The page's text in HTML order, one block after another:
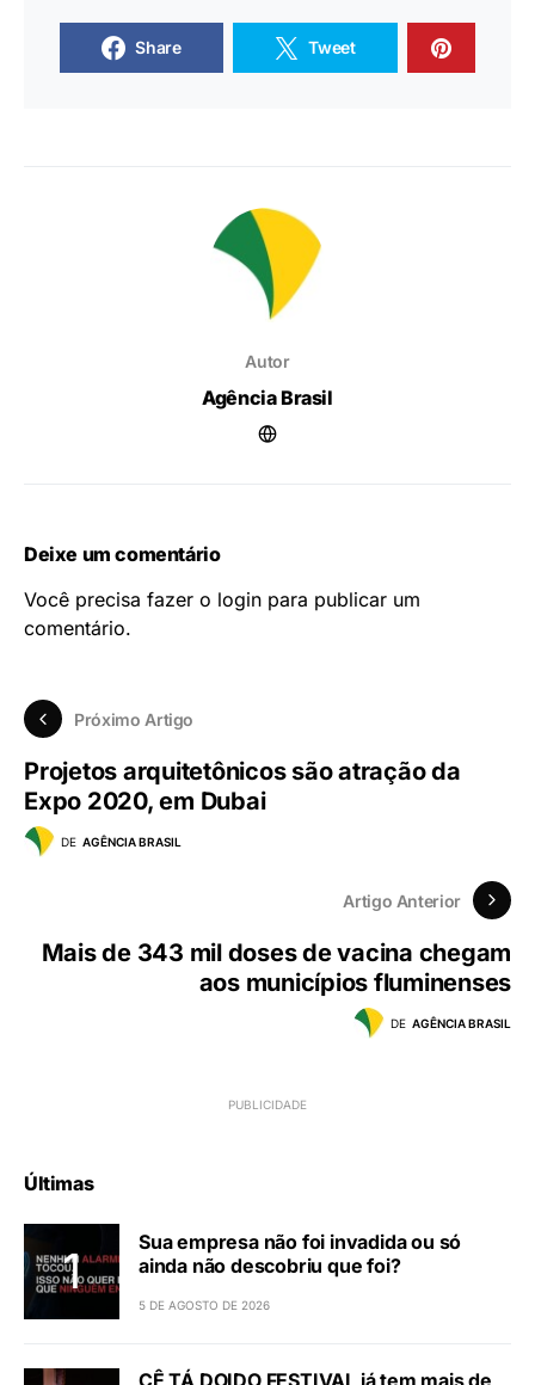
Share Tweet
Autor
Agência Brasil
Deixe um comentário
Você precisa fazer o login para publicar um
comentário.
Próximo Artigo
Projetos arquitetônicos são atração da
Expo 2020, em Dubai
DE AGÊNCIA BRASIL
Artigo Anterior
Mais de 343 mil doses de vacina chegam
aos municípios fluminenses
DE AGÊNCIA BRASIL
Últimas
Sua empresa não foi invadida ou só
ainda não descobriu que foi?
5 DE AGOSTO DE 2026
CÊ TÁ DOIDO FESTIVAL já tem mais de